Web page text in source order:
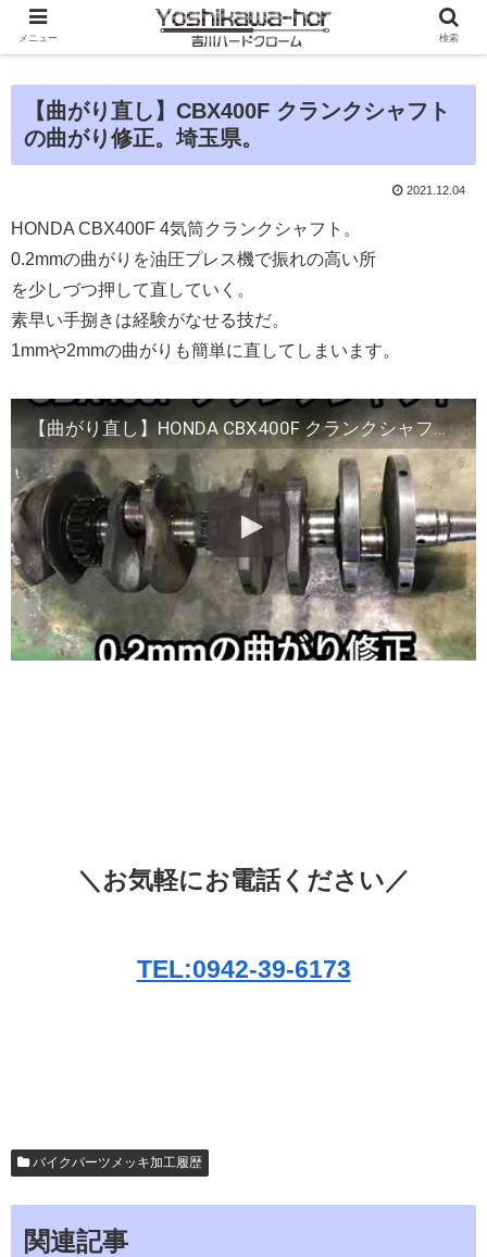
【曲がり直し】CBX400F クランクシャフト
の曲がり修正。埼玉県。
2021.12.04
HONDA CBX400F 4気筒クランクシャフト。
0.2mmの曲がりを油圧プレス機で振れの高い所
を少しづつ押して直していく。
素早い手捌きは経験がなせる技だ。
1mmや2mmの曲がりも簡単に直してしまいます。
【曲がり直し】HONDA CBX400F クランクシャフトの曲がり修正。
＼お気軽にお電話ください／
TEL:0942-39-6173
バイクパーツメッキ加工履歴
関連記事
メニュー 検索